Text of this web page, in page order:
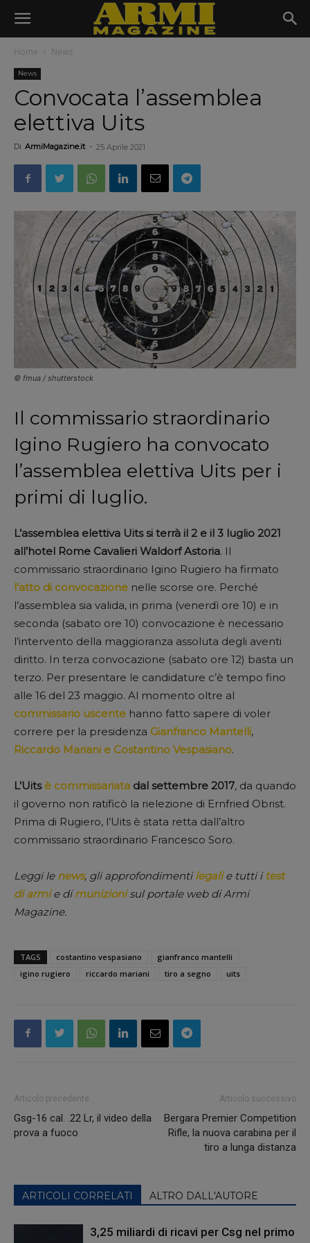
Home News
News
Convocata l’assemblea
elettiva Uits
Di ArmiMagazine.it - 25 Aprile 2021
© fmua / shutterstock
Il commissario straordinario
Igino Rugiero ha convocato
l’assemblea elettiva Uits per i
primi di luglio.
L’assemblea elettiva Uits si terrà il 2 e il 3 luglio 2021
all’hotel Rome Cavalieri Waldorf Astoria. Il
commissario straordinario Igino Rugiero ha firmato
l’atto di convocazione nelle scorse ore. Perché
l’assemblea sia valida, in prima (venerdì ore 10) e in
seconda (sabato ore 10) convocazione è necessario
l’intervento della maggioranza assoluta degli aventi
diritto. In terza convocazione (sabato ore 12) basta un
terzo. Per presentare le candidature c’è tempo fino
alle 16 del 23 maggio. Al momento oltre al
commissario uscente hanno fatto sapere di voler
correre per la presidenza Gianfranco Mantelli,
Riccardo Mariani e Costantino Vespasiano.
L’Uits è commissariata dal settembre 2017, da quando
il governo non ratificò la rielezione di Ernfried Obrist.
Prima di Rugiero, l’Uits è stata retta dall’altro
commissario straordinario Francesco Soro.
Leggi le news, gli approfondimentilegalie tutti i test
di armie dimunizionisul portale web di Armi
Magazine.
TAGS costantino vespasiano
gianfranco mantelli
igino rugiero
riccardo mariani tiro a segno uits
Articolo precedente
Gsg-16 cal. .22 Lr, il video della
prova a fuoco
Articolo successivo
Bergara Premier Competition
Rifle, la nuova carabina per il
tiro a lunga distanza
ARTICOLI CORRELATI ALTRO DALL'AUTORE
3,25 miliardi di ricavi per Csg nel primo